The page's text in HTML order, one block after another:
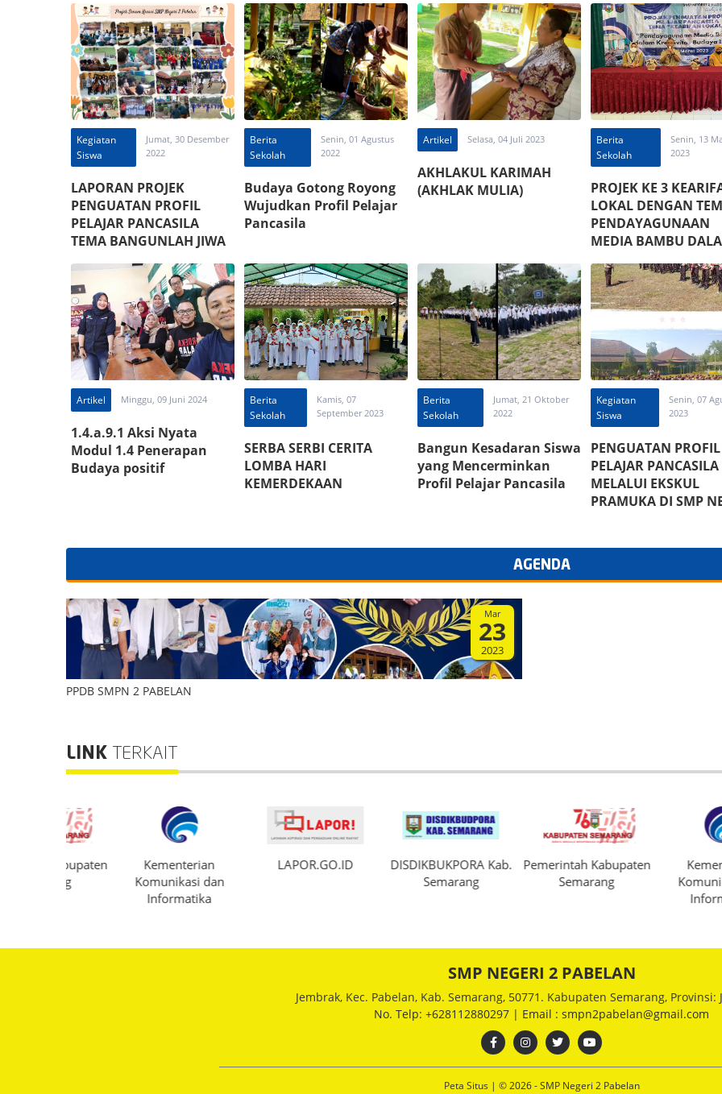
Kegiatan
Siswa
Jumat, 30 Desember
2022
LAPORAN PROJEK
PENGUATAN PROFIL
PELAJAR PANCASILA
TEMA BANGUNLAH JIWA
SENAM KREASI
Berita
Sekolah
Senin, 01 Agustus
2022
Budaya Gotong Royong
Wujudkan Profil Pelajar
Pancasila
Artikel Selasa, 04 Juli 2023
AKHLAKUL KARIMAH
(AKHLAK MULIA)
Berita
Sekolah
Senin, 13
2023
PROJEK KE 3
LOKAL DENGAN
PENDAYAGUNAAN
MEDIA BAMBU
LOKAL”
Artikel Minggu, 09 Juni 2024
1.4.a.9.1 Aksi Nyata
Modul 1.4 Penerapan
Budaya positif
Berita
Sekolah
Kamis, 07
September 2023
SERBA SERBI CERITA
LOMBA HARI
KEMERDEKAAN
Berita
Sekolah
Jumat, 21 Oktober
2022
Bangun Kesadaran Siswa
yang Mencerminkan
Profil Pelajar Pancasila
Kegiatan
Siswa
Senin, 07
2023
PENGUATAN PROFIL
PELAJAR PANCASILA
MELALUI EKSKUL
PRAMUKA DI SMP
AGENDA
Mar
23
2023
PPDB SMPN 2 PABELAN
LINK TERKAIT
Kementerian
Komunikasi dan
Informatika
LAPOR.GO.ID
DISDIKBUKPORA Kab.
Semarang
Pemerintah Kabupaten
Semarang
Kementerian
Komunikasi dan
Informatika
SMP NEGERI 2 PABELAN
Jembrak, Kec. Pabelan, Kab. Semarang, 50771. Kabupaten Semarang, Provinsi:
No. Telp: +628112880297 | Email : smpn2pabelan@gmail.com
Peta Situs | © 2026 - SMP Negeri 2 Pabelan